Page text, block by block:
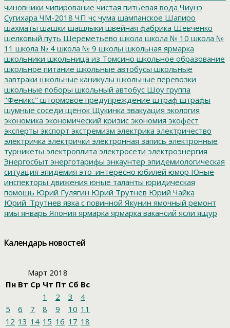
чиновники чипирование чистая питьевая вода Чиунэ
Сугихара ЧМ-2018 ЧП чс чума шампанское Шапиро
шахматы шашки шашлыки швейная фабрика Шевченко
шелковый путь Шереметьево школа школа № 10 школа №
11 школа № 4 школа № 9 школы школьная ярмарка
школьники школьница из Томсино школьное образование
школьное питание школьные автобусы школьные
завтраки школьные каникулы школьные перевозки
школьные поборы школьный автобус Шоу группа
"Феникс" штормовое предупреждение штраф штрафы
шумные соседи щенок Щукинка эвакуация экология
экономика экономический кризис экономия экофест
эксперты экспорт экстремизм электрика электричество
электричка электрички электронная запись электронные
турникеты электроплита электросети электроэнергия
Энергосбыт энерготарифы энкаунтер эпидемиологическая
ситуация эпидемия это_интересно юбилей юмор Юные
инспекторы движения юные таланты юридическая
помощь Юрий Гулягин Юрий Трутнев Юрий Чайка
Юрий_Трутнев явка с повинной Якунин ямочный ремонт
ямы январь Япония ярмарка ярмарка вакансий ясли ящур
Календарь новостей
Март 2018
Пн Вт Ср Чт Пт Сб Вс
1
2 3
4
5
6 7 8 9 10 11
12 13 14 15 16 17 18